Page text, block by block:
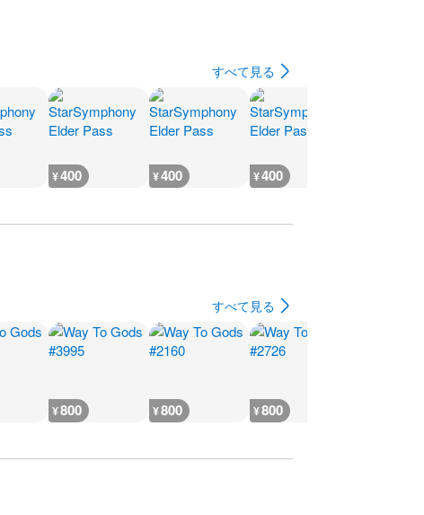
すべて見る
¥400 ¥400 ¥400
すべて見る
¥800 ¥800 ¥800